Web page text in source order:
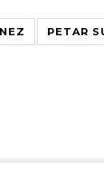
PETAR